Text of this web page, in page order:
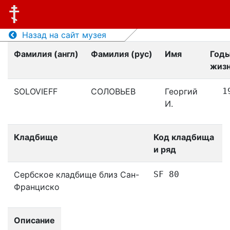
Назад на сайт музея
Фамилия (англ)
Фамилия (рус) Имя
SOLOVIEFF СОЛОВЬЕВ
Георгий
И.
Кладбище
Код кладбища
и ряд
Сербское кладбище близ Сан-
Франциско
SF 80
Описание